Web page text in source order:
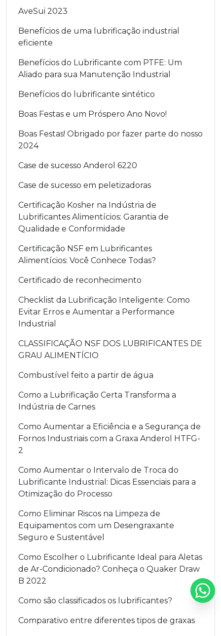
AveSui 2023
Benefícios de uma lubrificação industrial
eficiente
Benefícios do Lubrificante com PTFE: Um
Aliado para sua Manutenção Industrial
Benefícios do lubrificante sintético
Boas Festas e um Próspero Ano Novo!
Boas Festas! Obrigado por fazer parte do nosso
2024
Case de sucesso Anderol 6220
Case de sucesso em peletizadoras
Certificação Kosher na Indústria de
Lubrificantes Alimentícios: Garantia de
Qualidade e Conformidade
Certificação NSF em Lubrificantes
Alimentícios: Você Conhece Todas?
Certificado de reconhecimento
Checklist da Lubrificação Inteligente: Como
Evitar Erros e Aumentar a Performance
Industrial
CLASSIFICAÇÃO NSF DOS LUBRIFICANTES DE
GRAU ALIMENTÍCIO
Combustível feito a partir de água
Como a Lubrificação Certa Transforma a
Indústria de Carnes
Como Aumentar a Eficiência e a Segurança de
Fornos Industriais com a Graxa Anderol HTFG-
2
Como Aumentar o Intervalo de Troca do
Lubrificante Industrial: Dicas Essenciais para a
Otimização do Processo
Como Eliminar Riscos na Limpeza de
Equipamentos com um Desengraxante
Seguro e Sustentável
Como Escolher o Lubrificante Ideal para Aletas
de Ar-Condicionado? Conheça o Quaker Draw
B 2022
Como são classificados os lubrificantes?
Comparativo entre diferentes tipos de graxas